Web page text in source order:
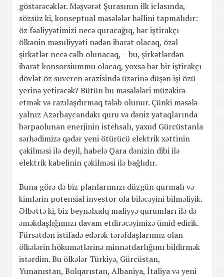
göstərəcəklər. Məşvərət Şurasının ilk iclasında,
sözsüz ki, konseptual məsələlər həllini tapmalıdır:
öz fəaliyyətimizi necə quracağıq, hər iştirakçı
ölkənin məsuliyyəti nədən ibarət olacaq, özəl
şirkətlər necə cəlb olunacaq, – bu, şirkətlərdən
ibarət konsorsiummu olacaq, yoxsa hər bir iştirakçı
dövlət öz suveren ərazisində üzərinə düşən işi özü
yerinə yetirəcək? Bütün bu məsələləri müzakirə
etmək və razılaşdırmaq tələb olunur. Çünki məsələ
yalnız Azərbaycandakı quru və dəniz yataqlarında
bərpaolunan enerjinin istehsalı, yaxud Gürcüstanla
sərhədimizə qədər yeni ötürücü elektrik xəttinin
çəkilməsi ilə deyil, habelə Qara dənizin dibi ilə
elektrik kabelinin çəkilməsi ilə bağlıdır.
Buna görə də biz planlarımızı düzgün qurmalı və
kimlərin potensial investor ola biləcəyini bilməliyik.
Əlbəttə ki, biz beynəlxalq maliyyə qurumları ilə də
əməkdaşlığımızı davam etdirəcəyimizə ümid edirik.
Fürsətdən istifadə edərək tərəfdaşlarımız olan
ölkələrin hökumətlərinə minnətdarlığımı bildirmək
istərdim. Bu ölkələr Türkiyə, Gürcüstan,
Yunanıstan, Bolqarıstan, Albaniya, İtaliya və yeni